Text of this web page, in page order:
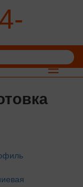
Toggle